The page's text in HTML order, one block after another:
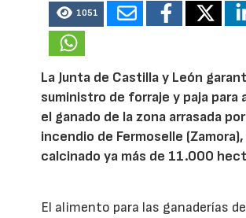
1051
La Junta de Castilla y León
suministro de forraje y paja para
el ganado de la zona arrasada
incendio de Fermoselle
calcinado ya más de 11.000
El alimento para las ganaderías